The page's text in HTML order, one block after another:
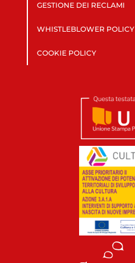
GESTIONE DEI RECLAMI
WHISTLEBLOWER POLICY
COOKIE POLICY